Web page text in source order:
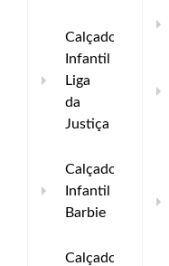
Calçado
Infantil
Liga
da
Justiça
Calçado
Infantil
Barbie
Calçado